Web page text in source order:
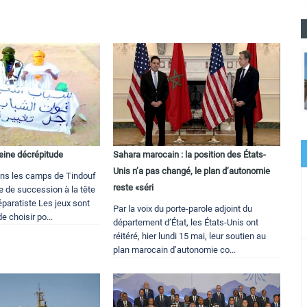
décrépitude
les camps de Tindouf
de succession à la tête
Les jeux sont
choisir po...
Sahara marocain : la position des États-
Unis n’a pas changé, le plan d’autonomie
reste «séri
Par la voix du porte-parole adjoint du
département d’État, les États-Unis ont
réitéré, hier lundi 15 mai, leur soutien au
plan marocain d’autonomie co...